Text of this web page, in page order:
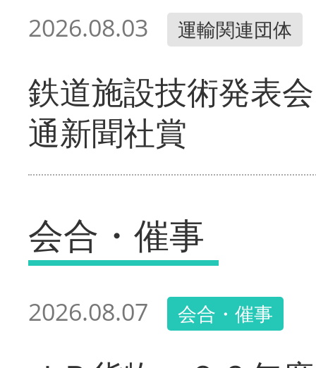
2026.08.03 運輸関連団体
鉄道施設技術発表
通新聞社賞
会合・催事
2026.08.07 会合・催事